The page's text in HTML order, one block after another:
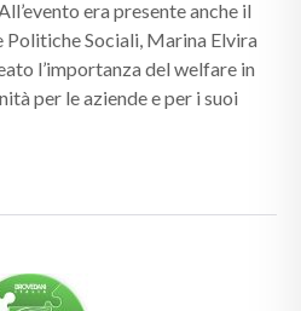
era presente anche il
Sociali, Marina Elvira
l’importanza del welfare in
per le aziende e per i suoi